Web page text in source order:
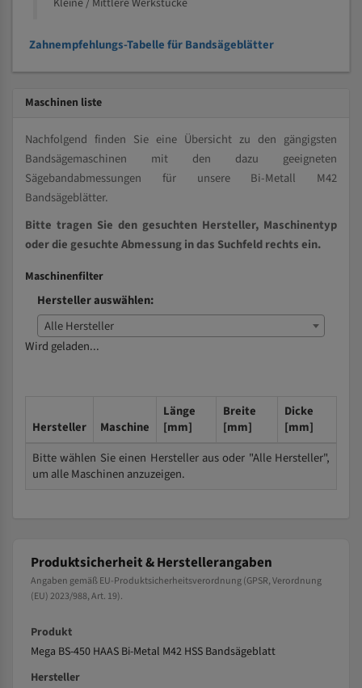
Kleine / Mittlere Werkstücke
Zahnempfehlungs-Tabelle für Bandsägeblätter
Maschinen liste
Nachfolgend finden Sie eine Übersicht zu den gängigsten
Bandsägemaschinen mit den dazu geeigneten
Sägebandabmessungen für unsere Bi-Metall M42
Bandsägeblätter.
Bitte tragen Sie den gesuchten Hersteller, Maschinentyp
oder die gesuchte Abmessung in das Suchfeld rechts ein.
Maschinenfilter
Hersteller auswählen:
Alle Hersteller
Wird geladen...
Hersteller Maschine
Länge
[mm]
Breite
[mm]
Dicke
[mm]
Bitte wählen Sie einen Hersteller aus oder "Alle Hersteller",
um alle Maschinen anzuzeigen.
Produktsicherheit & Herstellerangaben
Angaben gemäß EU-Produktsicherheitsverordnung (GPSR, Verordnung
(EU) 2023/988, Art. 19).
Produkt
Mega BS-450 HAAS Bi-Metal M42 HSS Bandsägeblatt
Hersteller